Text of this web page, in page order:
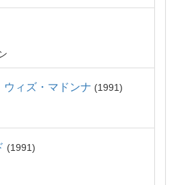
ウィズ・マドンナ 1991
1991